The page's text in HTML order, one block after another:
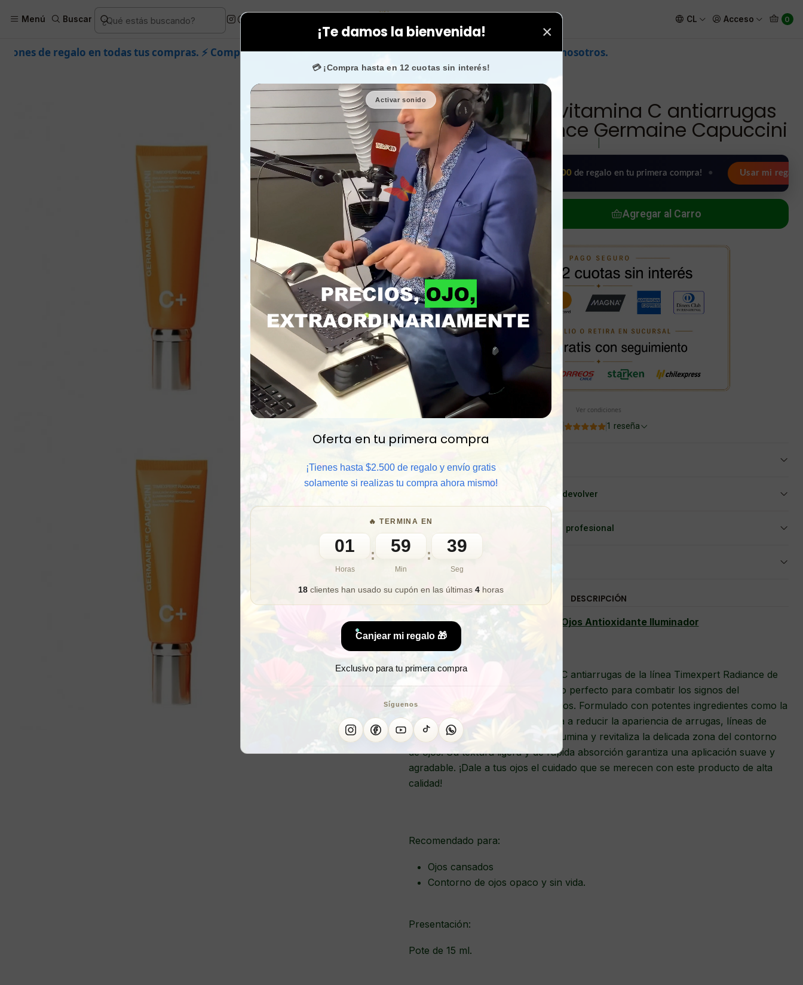
¡Te damos la bienvenida! ×
💳 ¡Compra hasta en 12 cuotas sin interés!
Activar sonido
Oferta en tu primera compra
¡Tienes hasta $2.500 de regalo y envío gratis
solamente si realizas tu compra ahora mismo!
🔥 TERMINA EN
01
Horas
: 59
Min
:
36
Seg
18 clientes han usado su cupón en las últimas 4 horas
Canjear mi regalo 🎁
Exclusivo para tu primera compra
Síguenos
Menú Buscar CL Acceso 0
Germaine de Capuccini Facial Cremas Contorno ojos vitamina C antiarrugas timexpert radiance Germaine Capuccini
tus compras. ⚡ Compra rápido y aprovecha. 💙 +50.000 fans enInstagramconfían en nosotros.
Contorno ojos vitamina C antiarrugas
timexpert radiance Germaine Capuccini
🎉 Bienvenid@ 🔥 ¡Hasta de regalo en tu primera compra! • Usar mi regalo ahora 🖤
Cantidad
Agregar al Carro
Ver condiciones
1 reseña
⏰ Garantía 8 meses para cambiar o devolver
🧑‍💼 Atención al cliente y/o Asesoría profesional
🎁 Lo quiero para regalo
DESCRIPCIÓN
Contorno de Ojos Antioxidante Iluminador
El contorno de ojos con vitamina C antiarrugas de la línea Timexpert Radiance de
Germaine de Capuccini es el aliado perfecto para combatir los signos del
envejecimiento alrededor de los ojos. Formulado con potentes ingredientes como la
vitamina C, este tratamiento ayuda a reducir la apariencia de arrugas, líneas de
expresión y ojeras, a la vez que ilumina y revitaliza la delicada zona del contorno
de ojos. Su textura ligera y de rápida absorción garantiza una aplicación suave y
agradable. ¡Dale a tus ojos el cuidado que se merecen con este producto de alta
calidad!
Recomendado para:
Ojos cansados
Contorno de ojos opaco y sin vida.
Presentación:
Pote de 15 ml.